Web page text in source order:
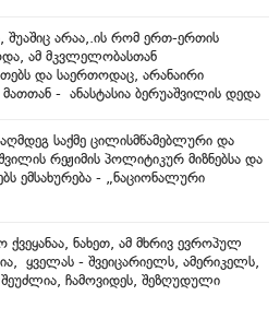
შუაშიც არაა,.ის რომ ერთ-ერთის
ამ მკვლელობასთან
და საერთოდაც, არანაირი
- ანასტასია ბერუაშვილის დედა
საქმე ცილისმწამებლური და
რეჟიმის პოლიტიკურ მიზნებსა და
ემსახურება - „ნაციონალური
ნახეთ, ამ მხრივ ევროპულ
ყველას - შვეიცარიელს, ამერიკელს,
ჩამოვიდეს, შეზღუდული